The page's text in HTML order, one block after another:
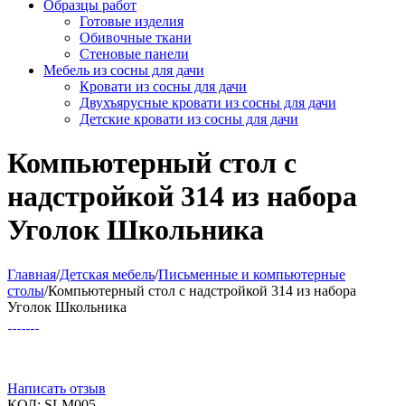
Образцы работ
Готовые изделия
Обивочные ткани
Стеновые панели
Мебель из сосны для дачи
Кровати из сосны для дачи
Двухъярусные кровати из сосны для дачи
Детские кровати из сосны для дачи
Компьютерный стол с
надстройкой 314 из набора
Уголок Школьника
Главная/Детская мебель/Письменные и компьютерные
столы/Компьютерный стол с надстройкой 314 из набора
Уголок Школьника
Написать отзыв